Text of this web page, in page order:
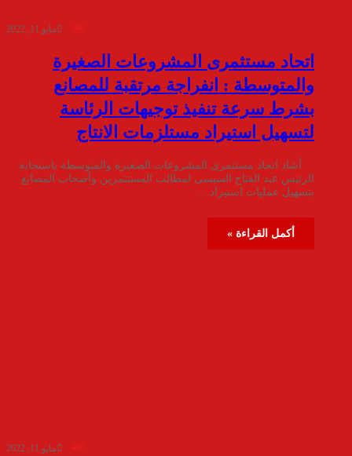
مايو 11, 2022 348
اتحاد مستثمرى المشروعات الصغيرة
والمتوسطة : انفراجة مرتقبة للمصانع
بشرط سرعة تنفيذ توجيهات الرئاسة
لتسهيل استيراد مستلزمات الانتاج
أشاد اتحاد مستثمرى المشروعات الصغيرة والمتوسطة باستجابة
الرئيس عبد الفتاح السيسى لمطالب المستثمرين وأصحاب المصانع
بتسهيل عمليات استيراد…
أكمل القراءة »
مايو 11, 2022 465